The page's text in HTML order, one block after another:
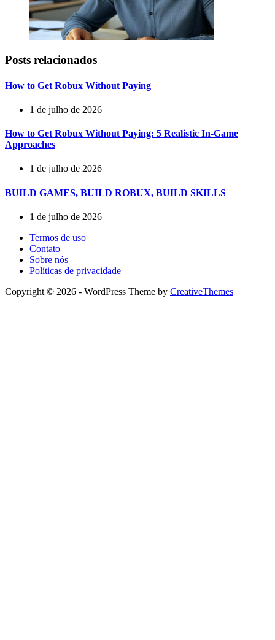
Posts relacionados
How to Get Robux Without Paying
1 de julho de 2026
How to Get Robux Without Paying: 5 Realistic In-Game
Approaches
1 de julho de 2026
BUILD GAMES, BUILD ROBUX, BUILD SKILLS
1 de julho de 2026
Termos de uso
Contato
Sobre nós
Políticas de privacidade
Copyright © 2026 - WordPress Theme by CreativeThemes